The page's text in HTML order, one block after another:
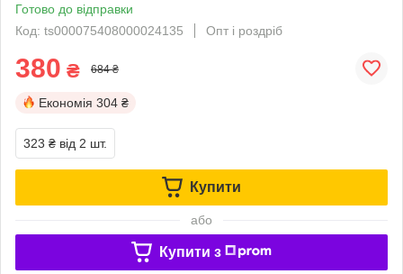
Готово до відправки
Код: ts000075408000024135
Опт і роздріб
380 ₴ 684 ₴
Економія 304 ₴
323 ₴ від 2 шт.
Купити
або
Купити з